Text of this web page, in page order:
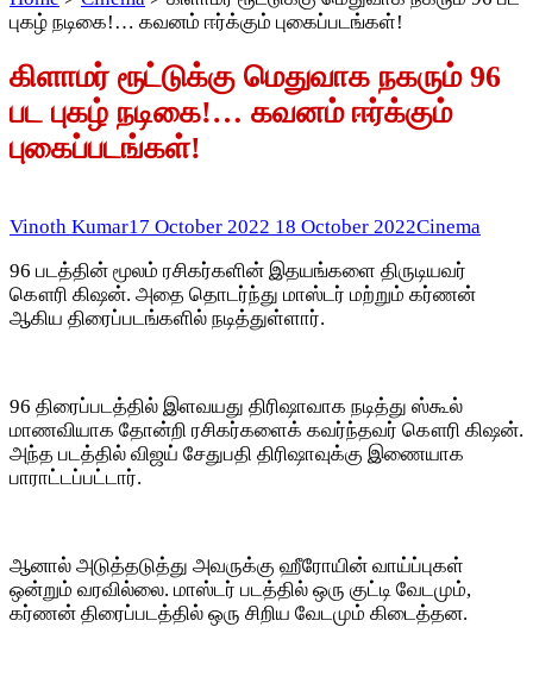
புகழ் நடிகை!… கவனம் ஈர்க்கும் புகைப்படங்கள்!
கிளாமர் ரூட்டுக்கு மெதுவாக நகரும் 96
பட புகழ் நடிகை!… கவனம் ஈர்க்கும்
புகைப்படங்கள்!
Vinoth Kumar17 October 2022 18 October 2022Cinema
96 படத்தின் மூலம் ரசிகர்களின் இதயங்களை திருடியவர்
கௌரி கிஷன். அதை தொடர்ந்து மாஸ்டர் மற்றும் கர்ணன்
ஆகிய திரைப்படங்களில் நடித்துள்ளார்.
96 திரைப்படத்தில் இளவயது திரிஷாவாக நடித்து ஸ்கூல்
மாணவியாக தோன்றி ரசிகர்களைக் கவர்ந்தவர் கௌரி கிஷன்.
அந்த படத்தில் விஜய் சேதுபதி திரிஷாவுக்கு இணையாக
பாராட்டப்பட்டார்.
ஆனால் அடுத்தடுத்து அவருக்கு ஹீரோயின் வாய்ப்புகள்
ஒன்றும் வரவில்லை. மாஸ்டர் படத்தில் ஒரு குட்டி வேடமும்,
கர்ணன் திரைப்படத்தில் ஒரு சிறிய வேடமும் கிடைத்தன.